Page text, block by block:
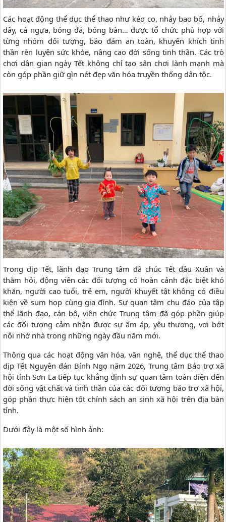
Các hoạt động thể dục thể thao như kéo co, nhảy bao bố, nhảy
dây, cá ngựa, bóng đá, bóng bàn… được tổ chức phù hợp với
từng nhóm đối tượng, bảo đảm an toàn, khuyến khích tinh
thần rèn luyện sức khỏe, nâng cao đời sống tinh thần. Các trò
chơi dân gian ngày Tết không chỉ tạo sân chơi lành mạnh mà
còn góp phần giữ gìn nét đẹp văn hóa truyền thống dân tộc.
Trong dịp Tết, lãnh đạo Trung tâm đã chúc Tết đầu Xuân và
thăm hỏi, động viên các đối tượng có hoàn cảnh đặc biệt khó
khăn, người cao tuổi, trẻ em, người khuyết tật không có điều
kiện về sum họp cùng gia đình. Sự quan tâm chu đáo của tập
thể lãnh đạo, cán bộ, viên chức Trung tâm đã góp phần giúp
các đối tượng cảm nhận được sự ấm áp, yêu thương, vơi bớt
nỗi nhớ nhà trong những ngày đầu năm mới.
Thông qua các hoạt động văn hóa, văn nghệ, thể dục thể thao
dịp Tết Nguyên đán Bính Ngọ năm 2026, Trung tâm Bảo trợ xã
hội tỉnh Sơn La tiếp tục khẳng định sự quan tâm toàn diện đến
đời sống vật chất và tinh thần của các đối tượng bảo trợ xã hội,
góp phần thực hiện tốt chính sách an sinh xã hội trên địa bàn
tỉnh.
Dưới đây là một số hình ảnh: